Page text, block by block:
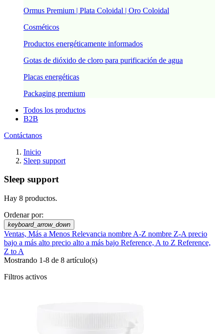
Ormus Premium | Plata Coloidal | Oro Coloidal
Cosméticos
Productos energéticamente informados
Gotas de dióxido de cloro para purificación de agua
Placas energéticas
Packaging premium
Todos los productos
B2B
Contáctanos
Inicio
Sleep support
Sleep support
Hay 8 productos.
Ordenar por:
keyboard_arrow_down
Ventas, Más a Menos Relevancia nombre A-Z nombre Z-A precio
bajo a más alto precio alto a más bajo Reference, A to Z Reference,
Z to A
Mostrando 1-8 de 8 artículo(s)
Filtros activos